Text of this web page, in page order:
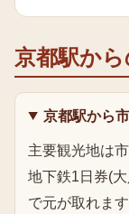
京都駅か
京都駅から
主要観光地は
地下鉄1日券(
で元が取れま